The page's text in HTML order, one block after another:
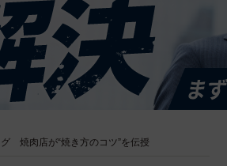
焼肉店が“焼き方のコツ”を伝授